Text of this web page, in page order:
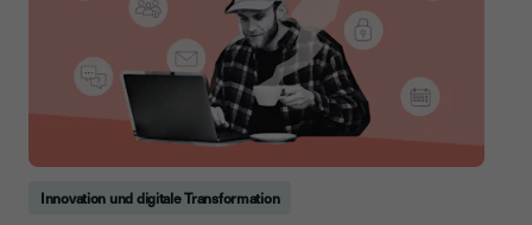
Innovation und digitale Transformation